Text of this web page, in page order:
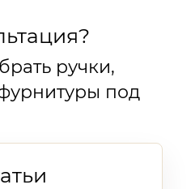
ручки,
под